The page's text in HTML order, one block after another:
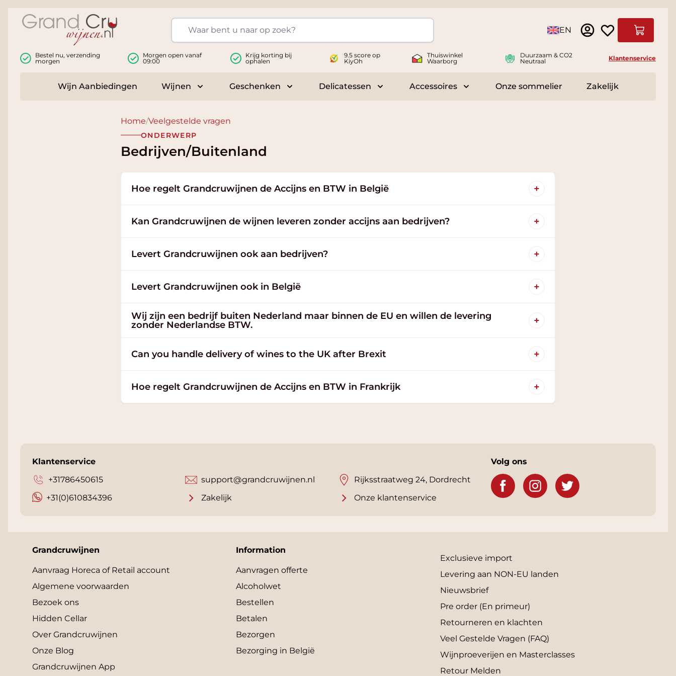
Taal EN
Bestel nu, verzending
morgen
Morgen open vanaf
09:00
Krijg korting bij
ophalen
9.5 score op
KiyOh
Thuiswinkel
Waarborg
Duurzaam & CO2
Neutraal
Klantenservice
Wijn Aanbiedingen Wijnen
Toggle submenu for Wijnen
Geschenken
Toggle submenu for Geschenken
Delicatessen
Toggle submenu for Delicatessen
Accessoires
Toggle submenu for Accessoires
Onze sommelier Zakelijk
Home/Veelgestelde vragen
ONDERWERP
Bedrijven/Buitenland
Hoe regelt Grandcruwijnen de Accijns en BTW in België +
Kan Grandcruwijnen de wijnen leveren zonder accijns aan bedrijven? +
Levert Grandcruwijnen ook aan bedrijven? +
Levert Grandcruwijnen ook in België +
Wij zijn een bedrijf buiten Nederland maar binnen de EU en willen de levering
zonder Nederlandse BTW.
+
Can you handle delivery of wines to the UK after Brexit +
Hoe regelt Grandcruwijnen de Accijns en BTW in Frankrijk +
Klantenservice
+31786450615
+31(0)610834396
support@grandcruwijnen.nl
Rijksstraatweg 24, Dordrecht
Zakelijk
Onze klantenservice
Volg ons
Grandcruwijnen
Aanvraag Horeca of Retail account
Algemene voorwaarden
Bezoek ons
Hidden Cellar
Over Grandcruwijnen
Onze Blog
Grandcruwijnen App
Information
Aanvragen offerte
Alcoholwet
Bestellen
Betalen
Bezorgen
Bezorging in België
Exclusieve import
Levering aan NON-EU landen
Nieuwsbrief
Pre order (En primeur)
Retourneren en klachten
Veel Gestelde Vragen (FAQ)
Wijnproeverijen en Masterclasses
Retour Melden